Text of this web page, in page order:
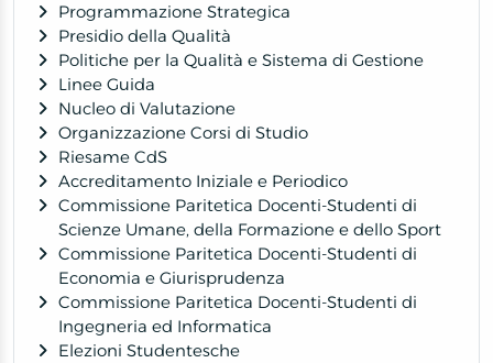
Programmazione Strategica
Presidio della Qualità
Politiche per la Qualità e Sistema di Gestione
Linee Guida
Nucleo di Valutazione
Organizzazione Corsi di Studio
Riesame CdS
Accreditamento Iniziale e Periodico
Commissione Paritetica Docenti-Studenti di
Scienze Umane, della Formazione e dello Sport
Commissione Paritetica Docenti-Studenti di
Economia e Giurisprudenza
Commissione Paritetica Docenti-Studenti di
Ingegneria ed Informatica
Elezioni Studentesche